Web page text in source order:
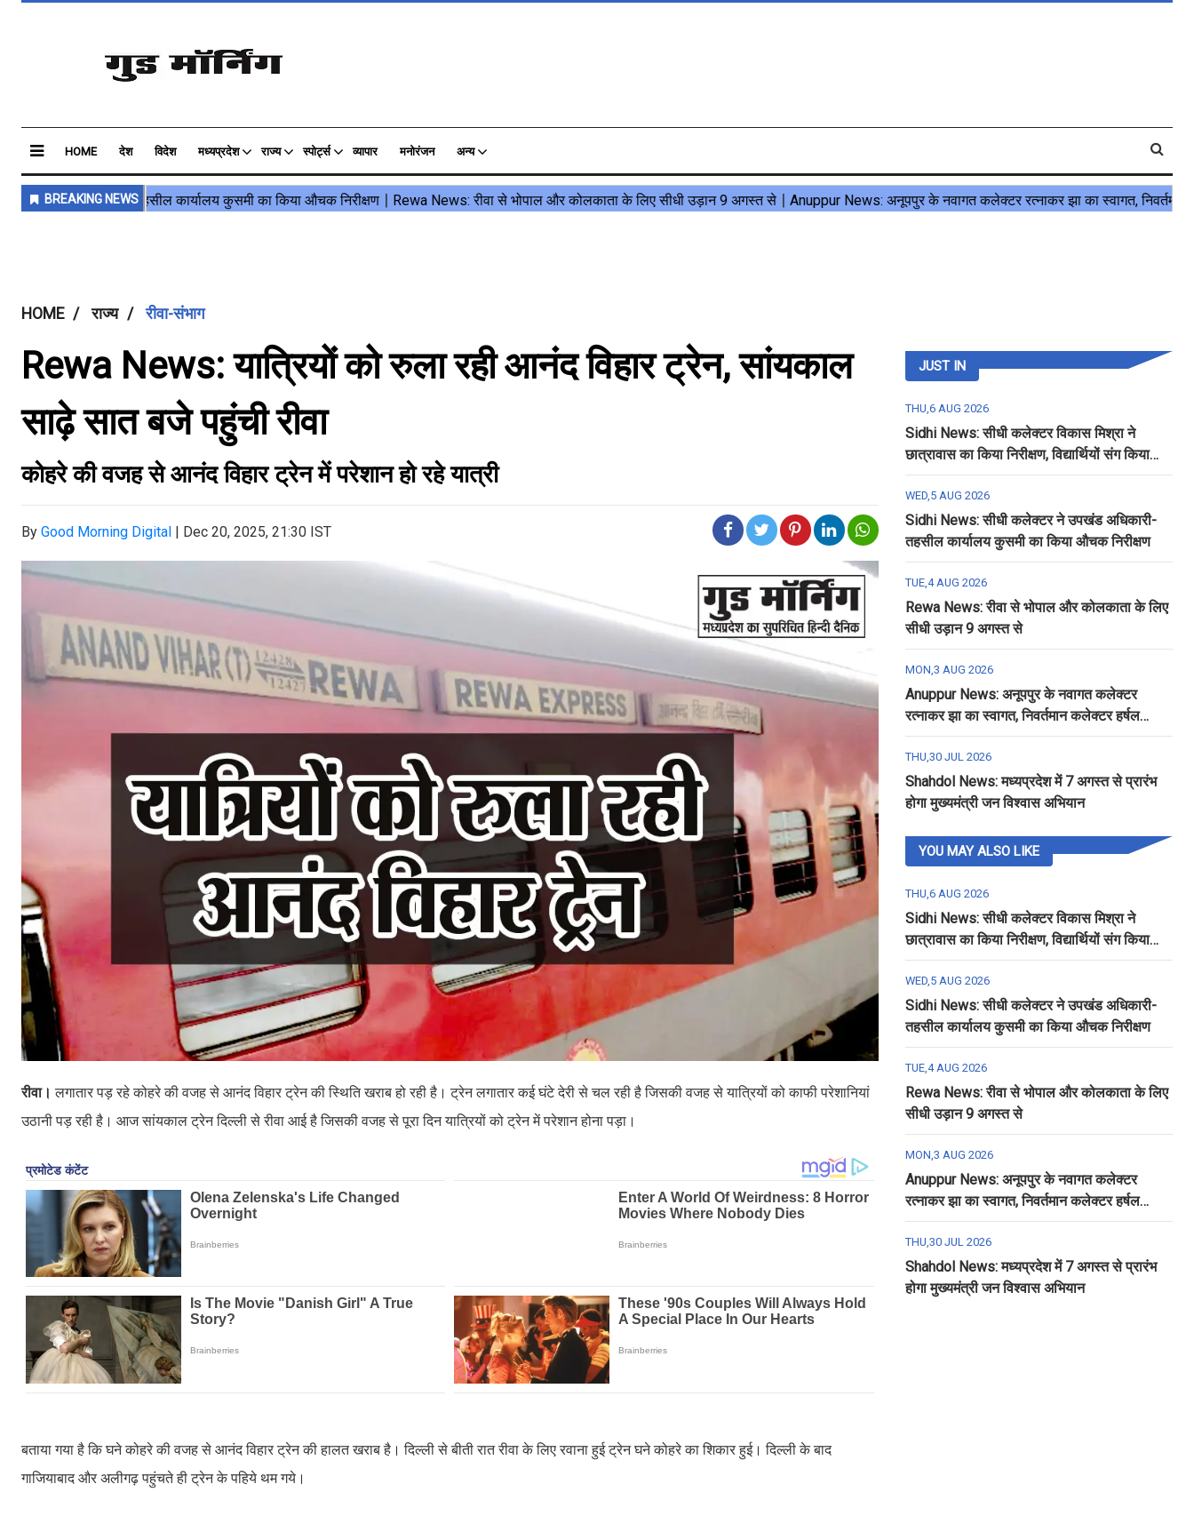
HOME देश विदेश मध्यप्रदेश राज्य स्पोर्ट्स व्यापार मनोरंजन अन्य
HOME राज्य रीवा-संभाग
Rewa News: यात्रियों को रुला रही आनंद विहार ट्रेन, सांयकाल
साढ़े सात बजे पहुंची रीवा
कोहरे की वजह से आनंद विहार ट्रेन में परेशान हो रहे यात्री
By Good Morning Digital | Dec 20, 2025, 21:30 IST
रीवा।लगातार पड़ रहे कोहरे की वजह से आनंद विहार ट्रेन की स्थिति खराब हो रही है। ट्रेन लगातार कई घंटे देरी से चल रही है जिसकी वजह से यात्रियों को काफी परेशानियां
उठानी पड़ रही है। आज सांयकाल ट्रेन दिल्ली से रीवा आई है जिसकी वजह से पूरा दिन यात्रियों को ट्रेन में परेशान होना पड़ा।
बताया गया है कि घने कोहरे की वजह से आनंद विहार ट्रेन की हालत खराब है। दिल्ली से बीती रात रीवा के लिए रवाना हुई ट्रेन घने कोहरे का शिकार हुई। दिल्ली के बाद
गाजियाबाद और अलीगढ़ पहुंचते ही ट्रेन के पहिये थम गये।
JUST IN
THU,6 AUG 2026
Sidhi News: सीधी कलेक्टर विकास मिश्रा ने
छात्रावास का किया निरीक्षण, विद्यार्थियों संग किया
रात्रि भोजन
WED,5 AUG 2026
Sidhi News: सीधी कलेक्टर ने उपखंड अधिकारी-
तहसील कार्यालय कुसमी का किया औचक निरीक्षण
TUE,4 AUG 2026
Rewa News: रीवा से भोपाल और कोलकाता के लिए
सीधी उड़ान 9 अगस्त से
MON,3 AUG 2026
Anuppur News: अनूपपुर के नवागत कलेक्टर
रत्नाकर झा का स्वागत, निवर्तमान कलेक्टर हर्षल
पंचोली को दी गई विदाई
THU,30 JUL 2026
Shahdol News: मध्यप्रदेश में 7 अगस्त से प्रारंभ
होगा मुख्यमंत्री जन विश्वास अभियान
YOU MAY ALSO LIKE
THU,6 AUG 2026
Sidhi News: सीधी कलेक्टर विकास मिश्रा ने
छात्रावास का किया निरीक्षण, विद्यार्थियों संग किया
रात्रि भोजन
WED,5 AUG 2026
Sidhi News: सीधी कलेक्टर ने उपखंड अधिकारी-
तहसील कार्यालय कुसमी का किया औचक निरीक्षण
TUE,4 AUG 2026
Rewa News: रीवा से भोपाल और कोलकाता के लिए
सीधी उड़ान 9 अगस्त से
MON,3 AUG 2026
Anuppur News: अनूपपुर के नवागत कलेक्टर
रत्नाकर झा का स्वागत, निवर्तमान कलेक्टर हर्षल
पंचोली को दी गई विदाई
THU,30 JUL 2026
Shahdol News: मध्यप्रदेश में 7 अगस्त से प्रारंभ
होगा मुख्यमंत्री जन विश्वास अभियान